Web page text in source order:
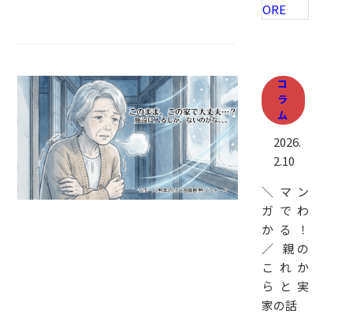
ORE
コ
ラ
ム
2026.
2.10
＼マン
ガでわ
かる！
／ 親の
これか
らと実
家の話